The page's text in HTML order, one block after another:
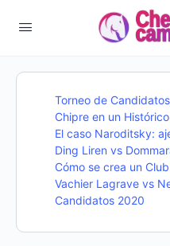
Torneo de
Chipre en un
El caso Naroditsky:
Ding Liren vs
Cómo se crea un
Vachier Lagrave vs
Candidatos 2020